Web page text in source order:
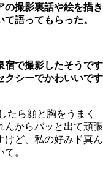
の撮影裏話や絵を描き
語ってもらった。
で撮影したそうです
クシーでかわいいです
ら顔と胸をうまく
んからバッと出て頑張
けど、私の好みド真ん
。